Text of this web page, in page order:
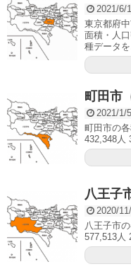
2021/6/
東京都府
面積・人
種データを
町田市
2021/1/5
町田市の
432,348人
八王子
2020/
八王子市
577,513人